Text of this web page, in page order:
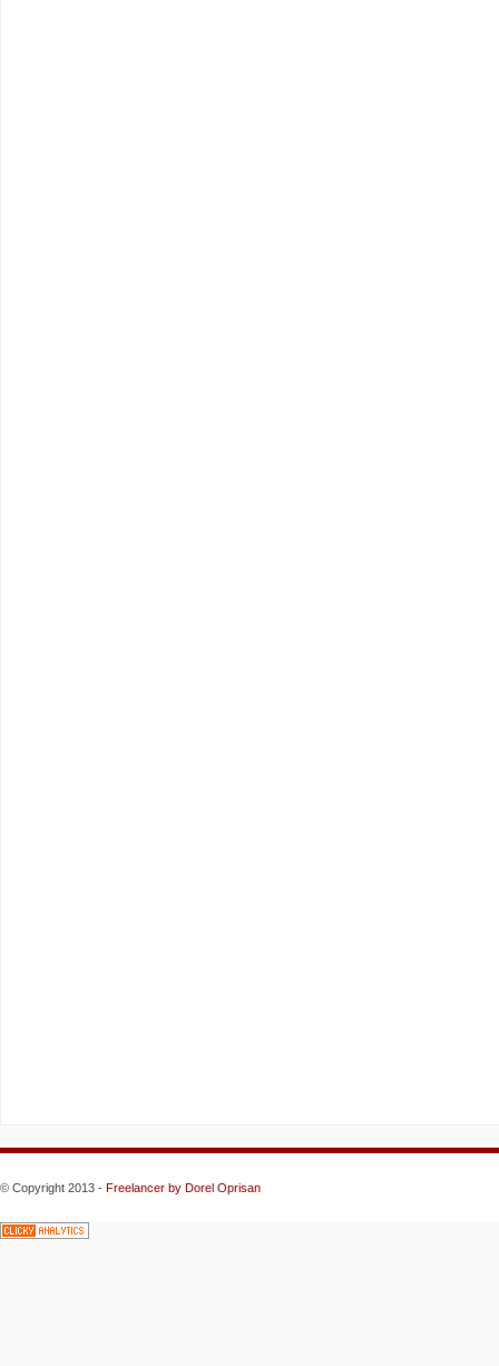
© Copyright 2013 - Freelancer by Dorel Oprisan